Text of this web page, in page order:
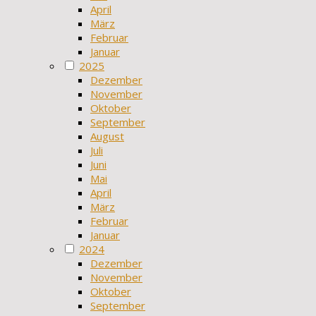
April
März
Februar
Januar
2025
Dezember
November
Oktober
September
August
Juli
Juni
Mai
April
März
Februar
Januar
2024
Dezember
November
Oktober
September